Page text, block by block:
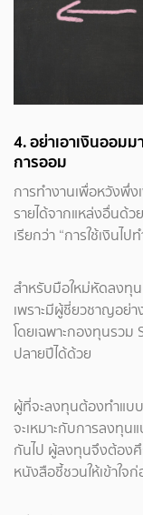
4. อย่าเอาเงินออม
การออม
การทำงานเพื่อหวังพึ่ง
รายได้จากแหล่งอื่นด้
เรียกว่า “การใช้เงินไป
สำหรับมือใหม่หัดลงทุ
เพราะมีผู้ชี่ยวชาญอย่
โดยเฉพาะกองทุนรวม
ปลายปีได้ด้วย
ผู้ที่จะลงทุนต้องทำแบบ
จะเหมาะกับการลงทุน
กันไป ผู้ลงทุนจึงต้องศึ
หนังสือชี้ชวนให้เข้าใ